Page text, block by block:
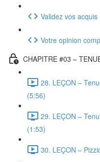
Validez vos acquis
Votre opinion
CHAPITRE #03 –
28. LEÇON –
(5:56)
29. LEÇON –
(1:53)
30. LEÇON –